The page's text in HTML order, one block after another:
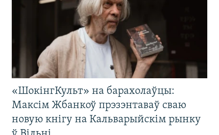
«ШокінгКульт» на барахолаўцы:
Максім Жбанкоў прэзэнтаваў сваю
новую кнігу на Кальварыйскім рынку